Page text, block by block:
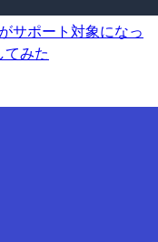
サポート対象になっ
みた